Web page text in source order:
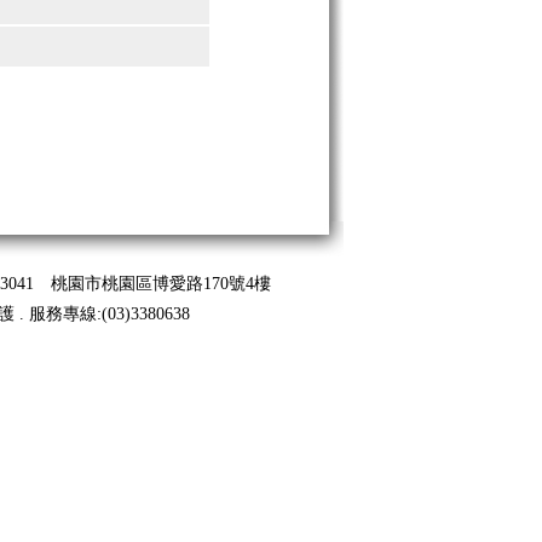
桃園市桃園區博愛路170號4樓
. 服務專線:(03)3380638